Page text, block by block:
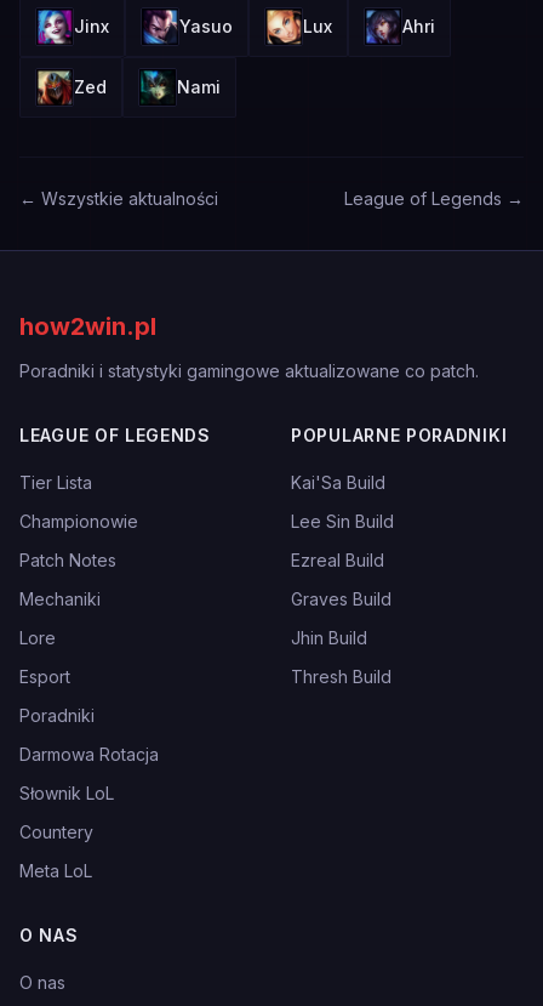
Jinx Yasuo Lux Ahri
Zed Nami
← Wszystkie aktualności League of Legends →
how2win.pl
Poradniki i statystyki gamingowe aktualizowane co patch.
LEAGUE OF LEGENDS
Tier Lista
Championowie
Patch Notes
Mechaniki
Lore
Esport
Poradniki
Darmowa Rotacja
Słownik LoL
Countery
Meta LoL
POPULARNE PORADNIKI
Kai'Sa Build
Lee Sin Build
Ezreal Build
Graves Build
Jhin Build
Thresh Build
O NAS
O nas